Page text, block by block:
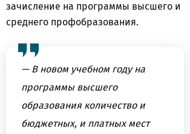
зачисление на программы высшего и
среднего профобразования.
— В новом учебном году на
программы высшего
образования количество и
бюджетных, и платных мест